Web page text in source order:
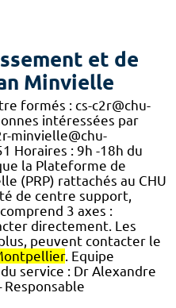
et de
Minvielle
formés : cs-c2r@chu-
intéressées par
minvielle@chu-
Horaires : 9h -18h du
la Plateforme de
(PRP) rattachés au CHU
de centre support,
3 axes :
directement. Les
peuvent contacter le
. Equipe
service : Dr Alexandre
Responsable